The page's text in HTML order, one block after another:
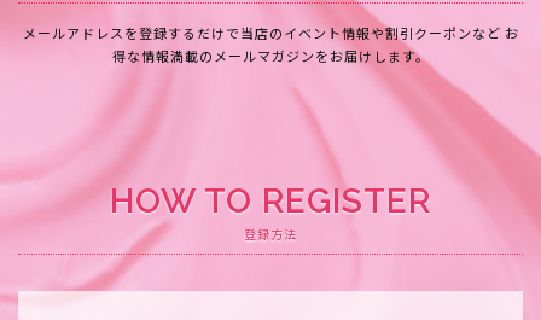
メールアドレスを登録するだけで当店のイベント情報や割引クーポンなど お
得な情報満載のメールマガジンをお届けします。
HOW TO REGISTER
登録方法